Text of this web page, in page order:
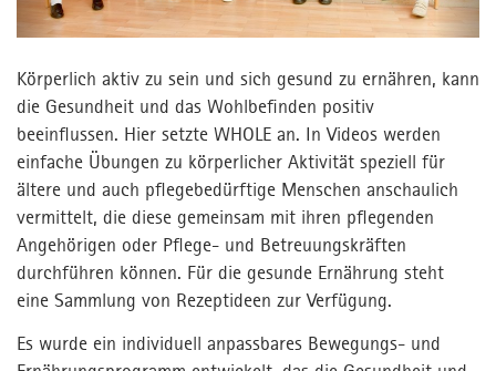
Körperlich aktiv zu sein und sich gesund zu ernähren, kann
die Gesundheit und das Wohlbefinden positiv
beeinflussen. Hier setzte WHOLE an. In Videos werden
einfache Übungen zu körperlicher Aktivität speziell für
ältere und auch pflegebedürftige Menschen anschaulich
vermittelt, die diese gemeinsam mit ihren pflegenden
Angehörigen oder Pflege- und Betreuungskräften
durchführen können. Für die gesunde Ernährung steht
eine Sammlung von Rezeptideen zur Verfügung.
Es wurde ein individuell anpassbares Bewegungs- und